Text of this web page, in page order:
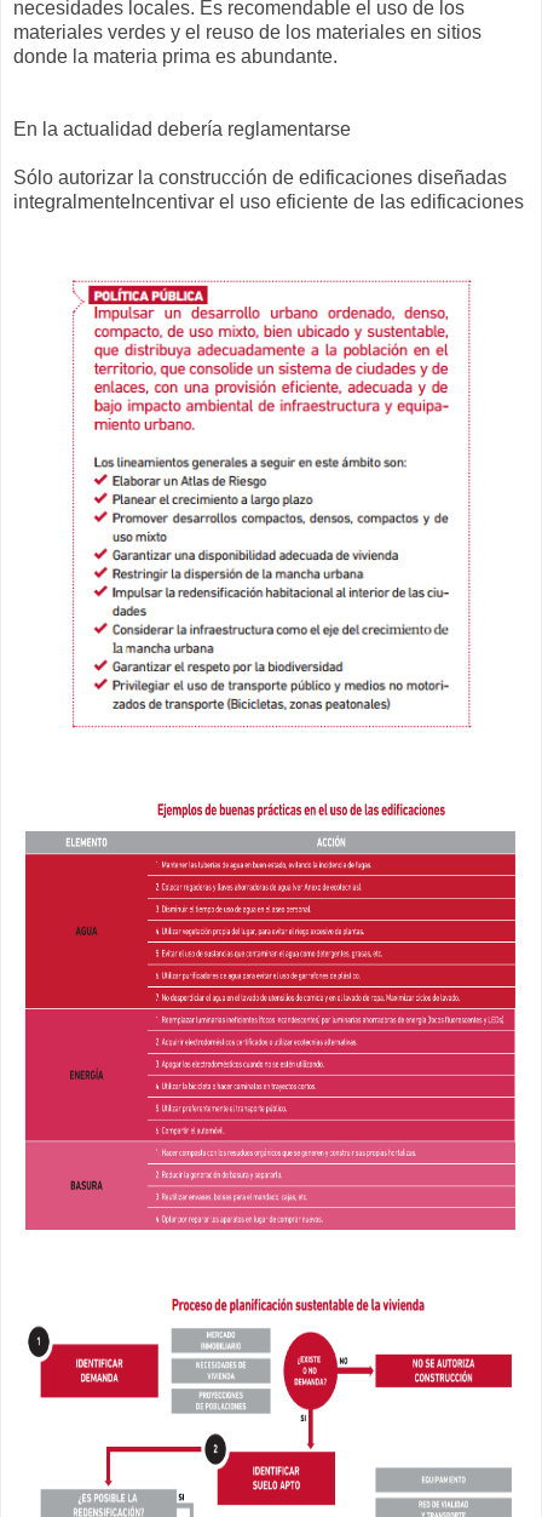
necesidades locales. Es recomendable el uso de los
materiales verdes y el reuso de los materiales en sitios
donde la materia prima es abundante.
En la actualidad debería reglamentarse
Sólo autorizar la construcción de edificaciones diseñadas
integralmenteIncentivar el uso eficiente de las edificaciones